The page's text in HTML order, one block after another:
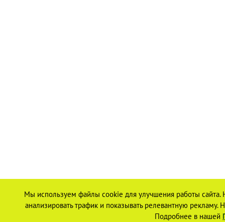
Мы используем файлы cookie для улучшения работы
анализировать трафик и показывать релевантную
Подробнее в нашей